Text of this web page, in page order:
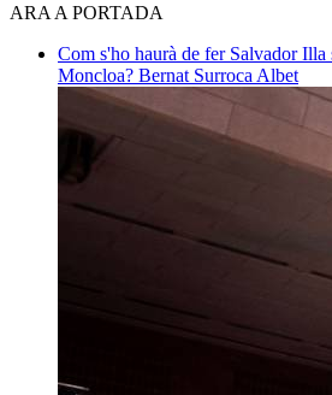
ARA A PORTADA
Com s'ho haurà de fer Salvador
Moncloa? Bernat Surroca Albet